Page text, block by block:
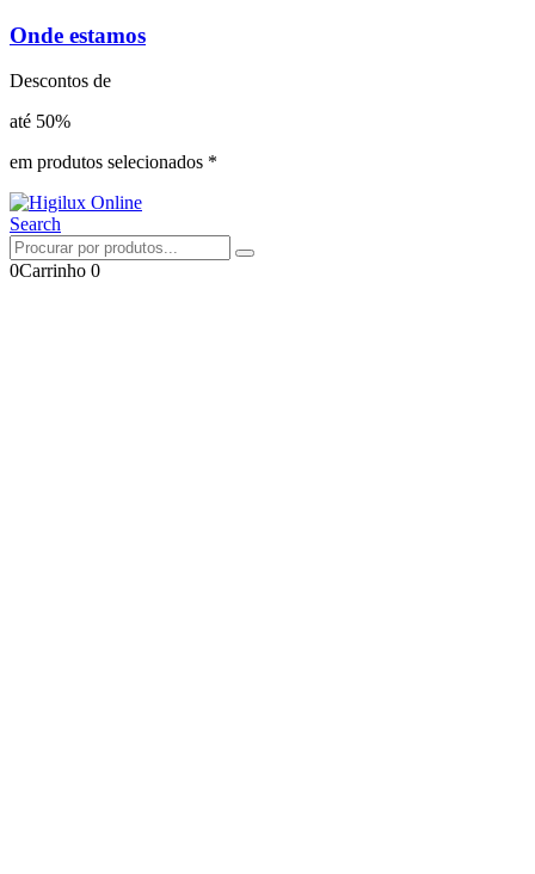
Onde estamos
Descontos de
até 50%
em produtos selecionados *
Search
0Carrinho 0